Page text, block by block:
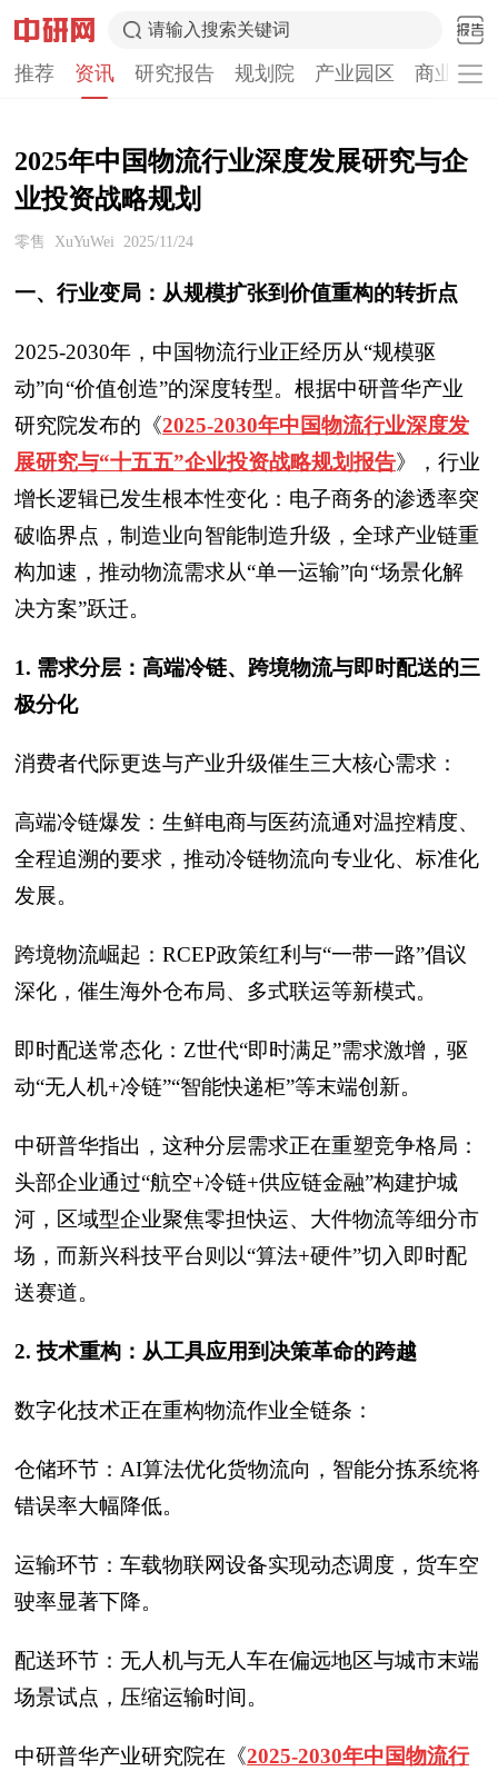
请输入搜索关键词
推荐 资讯 研究报告 规划院 产业园区 商业计
2025年中国物流行业深度发展研究与企
业投资战略规划
零售 XuYuWei 2025/11/24
一、行业变局：从规模扩张到价值重构的转折点
2025-2030年，中国物流行业正经历从“规模驱
动”向“价值创造”的深度转型。根据中研普华产业
研究院发布的《2025-2030年中国物流行业深度发
展研究与“十五五”企业投资战略规划报告》，行业
增长逻辑已发生根本性变化：电子商务的渗透率突
破临界点，制造业向智能制造升级，全球产业链重
构加速，推动物流需求从“单一运输”向“场景化解
决方案”跃迁。
1. 需求分层：高端冷链、跨境物流与即时配送的三
极分化
消费者代际更迭与产业升级催生三大核心需求：
高端冷链爆发：生鲜电商与医药流通对温控精度、
全程追溯的要求，推动冷链物流向专业化、标准化
发展。
跨境物流崛起：RCEP政策红利与“一带一路”倡议
深化，催生海外仓布局、多式联运等新模式。
即时配送常态化：Z世代“即时满足”需求激增，驱
动“无人机+冷链”“智能快递柜”等末端创新。
中研普华指出，这种分层需求正在重塑竞争格局：
头部企业通过“航空+冷链+供应链金融”构建护城
河，区域型企业聚焦零担快运、大件物流等细分市
场，而新兴科技平台则以“算法+硬件”切入即时配
送赛道。
2. 技术重构：从工具应用到决策革命的跨越
数字化技术正在重构物流作业全链条：
仓储环节：AI算法优化货物流向，智能分拣系统将
错误率大幅降低。
运输环节：车载物联网设备实现动态调度，货车空
驶率显著下降。
配送环节：无人机与无人车在偏远地区与城市末端
场景试点，压缩运输时间。
中研普华产业研究院在 《2025-2030年中国物流行